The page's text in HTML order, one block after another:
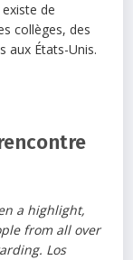
de
collèges, des
aux États-Unis.
a highlight,
from all over
Los